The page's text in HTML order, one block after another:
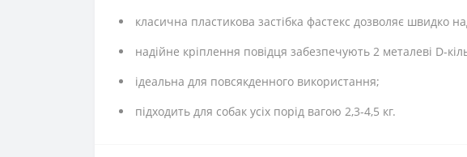
класична пластикова застібка фастекс дозволяє швидко
надійне кріплення повідця забезпечують 2 металеві D-
ідеальна для повсякденного використання;
підходить для собак усіх порід вагою 2,3-4,5 кг.